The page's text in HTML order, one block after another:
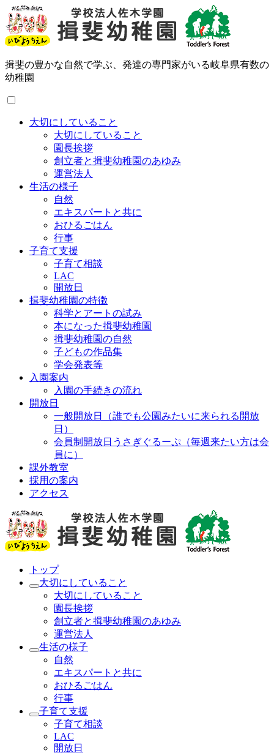
揖斐の豊かな自然で学ぶ、発達の専門家がいる岐阜県有数の
幼稚園
大切にしていること
大切にしていること
園長挨拶
創立者と揖斐幼稚園のあゆみ
運営法人
生活の様子
自然
エキスパートと共に
おひるごはん
行事
子育て支援
子育て相談
LAC
開放日
揖斐幼稚園の特徴
科学とアートの試み
本になった揖斐幼稚園
揖斐幼稚園の自然
子どもの作品集
学会発表等
入園案内
入園の手続きの流れ
開放日
一般開放日（誰でも公園みたいに来られる開放
日）
会員制開放日うさぎぐるーぷ（毎週来たい方は会
員に）
課外教室
採用の案内
アクセス
トップ
大切にしていること
大切にしていること
園長挨拶
創立者と揖斐幼稚園のあゆみ
運営法人
生活の様子
自然
エキスパートと共に
おひるごはん
行事
子育て支援
子育て相談
LAC
開放日